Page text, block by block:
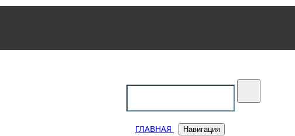
ГЛАВНАЯ Навигация